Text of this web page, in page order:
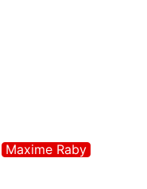
Maxime Raby